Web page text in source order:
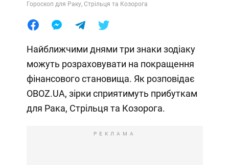
Гороскоп для Раку, Стрільця та Козорога
Найближчими днями три знаки зодіаку
можуть розраховувати на покращення
фінансового становища. Як розповідає
OBOZ.UA, зірки сприятимуть прибуткам
для Рака, Стрільця та Козорога.
РЕКЛАМА